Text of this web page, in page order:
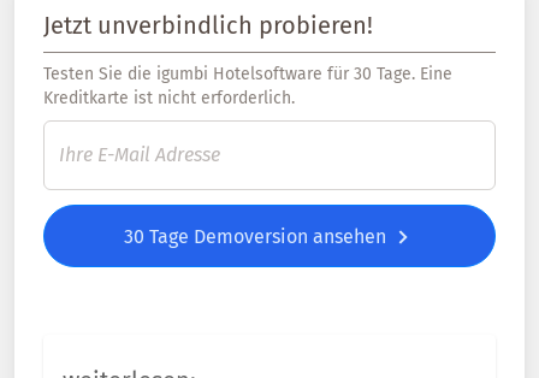
Jetzt unverbindlich probieren!
Testen Sie die igumbi Hotelsoftware für 30 Tage. Eine
Kreditkarte ist nicht erforderlich.
30 Tage Demoversion ansehen